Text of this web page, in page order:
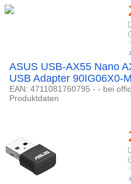
ASUS USB-AX55 Nano
USB Adapter 90IG06X0-
EAN: 4711081760795 - - bei
Produktdaten